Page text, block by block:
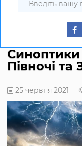
Півночі та
25 червня 2021